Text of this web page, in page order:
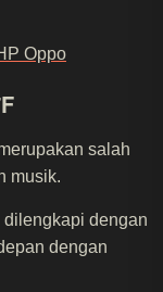
Oppo
salah
musik.
dilengkapi dengan
dengan